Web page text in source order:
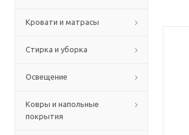
Кровати и матрасы
Стирка и уборка
Освещение
Ковры и напольные
покрытия